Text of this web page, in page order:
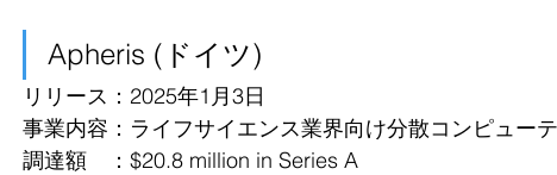
Apheris (ドイツ)
リリース：2025年1月3日
事業内容：ライフサイエンス業界向け分散コンピュー
調達額　：$20.8 million in Series A